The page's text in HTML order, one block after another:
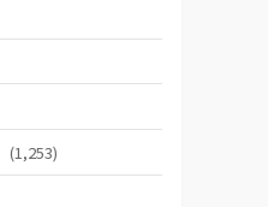
(1,253)